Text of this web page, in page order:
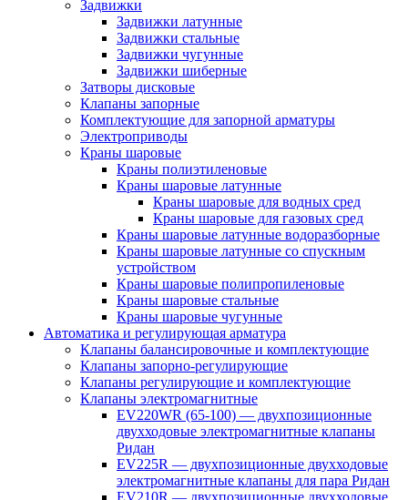
Задвижки
Задвижки латунные
Задвижки стальные
Задвижки чугунные
Задвижки шиберные
Затворы дисковые
Клапаны запорные
Комплектующие для запорной арматуры
Электроприводы
Краны шаровые
Краны полиэтиленовые
Краны шаровые латунные
Краны шаровые для водных сред
Краны шаровые для газовых сред
Краны шаровые латунные водоразборные
Краны шаровые латунные со спускным
устройством
Краны шаровые полипропиленовые
Краны шаровые стальные
Краны шаровые чугунные
Автоматика и регулирующая арматура
Клапаны балансировочные и комплектующие
Клапаны запорно-регулирующие
Клапаны регулирующие и комплектующие
Клапаны электромагнитные
EV220WR (65-100) — двухпозиционные
двухходовые электромагнитные клапаны
Ридан
EV225R — двухпозиционные двухходовые
электромагнитные клапаны для пара Ридан
EV210R — двухпозиционные двухходовые